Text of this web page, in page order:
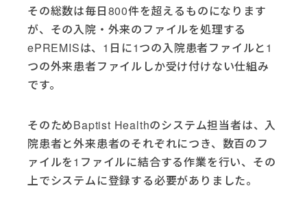
その総数は毎日800件を超えるものになります
が、その入院・外来のファイルを処理する
ePREMISは、1日に1つの入院患者ファイルと1
つの外来患者ファイルしか受け付けない仕組み
です。
そのためBaptist Healthのシステム担当者は、入
院患者と外来患者のそれぞれにつき、数百のフ
ァイルを1ファイルに結合する作業を行い、その
上でシステムに登録する必要がありました。